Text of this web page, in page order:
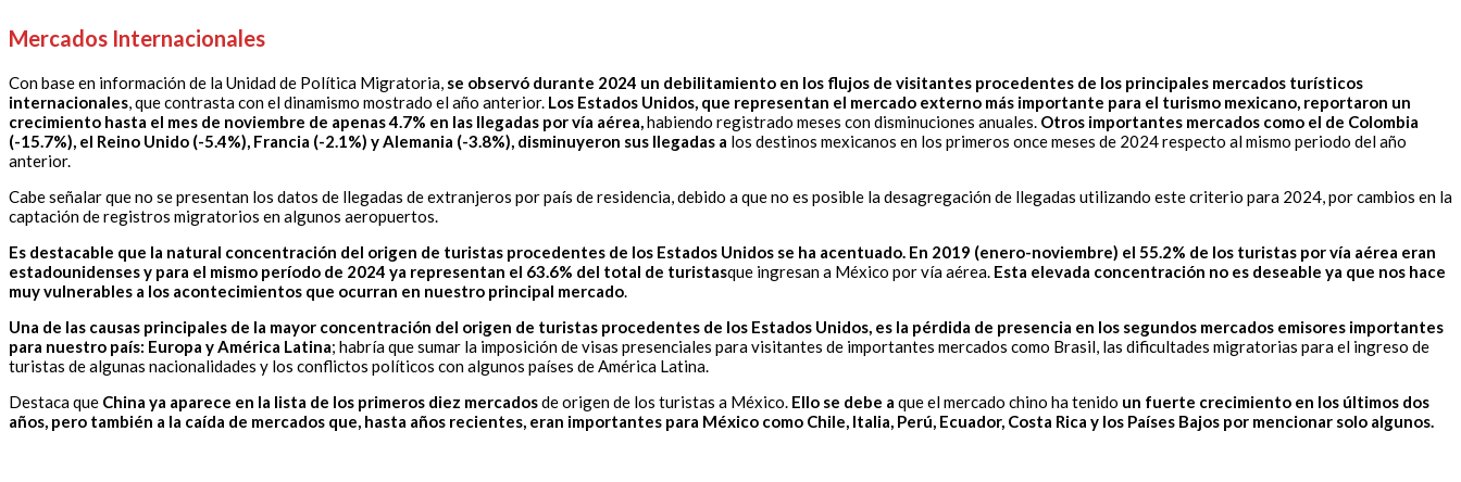
Mercados Internacionales
Con base en información de la Unidad de Política Migratoria, se observó durante 2024 un debilitamiento en los flujos de visitantes procedentes de los principales mercados turísticos
internacionales, que contrasta con el dinamismo mostrado el año anterior. Los Estados Unidos, que representan el mercado externo más importante para el turismo mexicano, reportaron un
crecimiento hasta el mes de noviembre de apenas 4.7% en las llegadas por vía aérea,habiendo registrado meses con disminuciones anuales. Otros importantes mercados como el de Colombia
(-15.7%), el Reino Unido (-5.4%), Francia (-2.1%) y Alemania (-3.8%), disminuyeron sus llegadas a los destinos mexicanos en los primeros once meses de 2024 respecto al mismo periodo del año
anterior.
Cabe señalar que no se presentan los datos de llegadas de extranjeros por país de residencia, debido a que no es posible la desagregación de llegadas utilizando este criterio para 2024, por cambios en la
captación de registros migratorios en algunos aeropuertos.
Es destacable que la natural concentración del origen de turistas procedentes de los Estados Unidos se ha acentuado. En 2019 (enero-noviembre) el 55.2% de los turistas por vía aérea eran
estadounidenses y para el mismo período de 2024 ya representan el 63.6% del total de turistasque ingresan a México por vía aérea. Esta elevada concentración no es deseable ya que nos hace
muy vulnerables a los acontecimientos que ocurran en nuestro principal mercado.
Una de las causas principales de la mayor concentración del origen de turistas procedentes de los Estados Unidos, es la pérdida de presencia en los segundos mercados emisores importantes
para nuestro país: Europa y América Latina; habría que sumar la imposición de visas presenciales para visitantes de importantes mercados como Brasil, las dificultades migratorias para el ingreso de
turistas de algunas nacionalidades y los conflictos políticos con algunos países de América Latina.
Destaca que China ya aparece en la lista de los primeros diez mercadosde origen de los turistas a México. Ello se debe a que el mercado chino ha tenido un fuerte crecimiento en los últimos dos
años, pero también a la caída de mercados que, hasta años recientes, eran importantes para México como Chile, Italia, Perú, Ecuador, Costa Rica y los Países Bajos por mencionar solo algunos.